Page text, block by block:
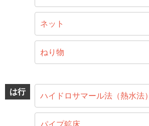
ネット
ねり物
は行 ハイドロサマール法（熱水法）
パイプ鉱床